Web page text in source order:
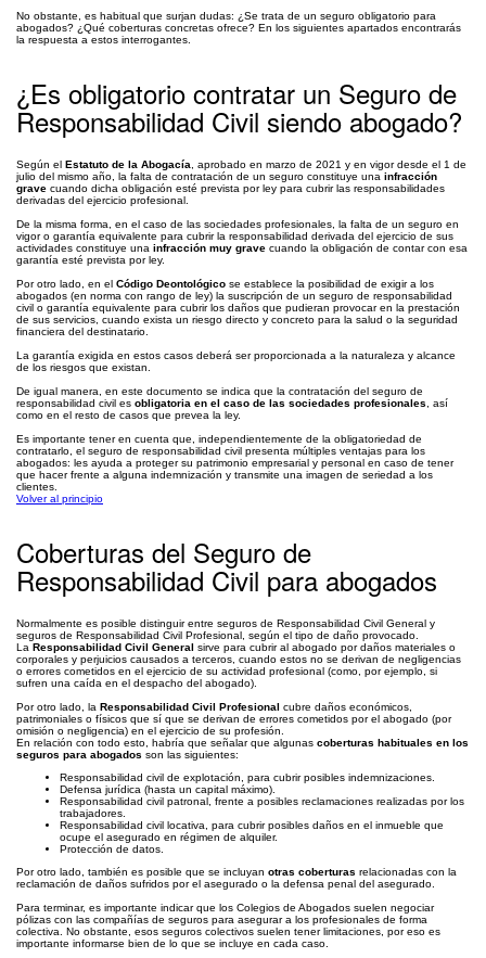
No obstante, es habitual que surjan dudas: ¿Se trata de un seguro obligatorio para
abogados? ¿Qué coberturas concretas ofrece? En los siguientes apartados encontrarás
la respuesta a estos interrogantes.
¿Es obligatorio contratar un Seguro de
Responsabilidad Civil siendo abogado?
Según el Estatuto de la Abogacía , aprobado en marzo de 2021 y en vigor desde el 1 de
julio del mismo año, la falta de contratación de un seguro constituye una infracción
grave cuando dicha obligación esté prevista por ley para cubrir las responsabilidades
derivadas del ejercicio profesional.
De la misma forma, en el caso de las sociedades profesionales, la falta de un seguro en
vigor o garantía equivalente para cubrir la responsabilidad derivada del ejercicio de sus
actividades constituye una infracción muy grave cuando la obligación de contar con esa
garantía esté prevista por ley.
Por otro lado, en el Código Deontológico se establece la posibilidad de exigir a los
abogados (en norma con rango de ley) la suscripción de un seguro de responsabilidad
civil o garantía equivalente para cubrir los daños que pudieran provocar en la prestación
de sus servicios, cuando exista un riesgo directo y concreto para la salud o la seguridad
financiera del destinatario.
La garantía exigida en estos casos deberá ser proporcionada a la naturaleza y alcance
de los riesgos que existan.
De igual manera, en este documento se indica que la contratación del seguro de
responsabilidad civil es obligatoria en el caso de las sociedades profesionales , así
como en el resto de casos que prevea la ley.
Es importante tener en cuenta que, independientemente de la obligatoriedad de
contratarlo, el seguro de responsabilidad civil presenta múltiples ventajas para los
abogados: les ayuda a proteger su patrimonio empresarial y personal en caso de tener
que hacer frente a alguna indemnización y transmite una imagen de seriedad a los
clientes.
Volver al principio
Coberturas del Seguro de
Responsabilidad Civil para abogados
Normalmente es posible distinguir entre seguros de Responsabilidad Civil General y
seguros de Responsabilidad Civil Profesional, según el tipo de daño provocado.
La Responsabilidad Civil General sirve para cubrir al abogado por daños materiales o
corporales y perjuicios causados a terceros, cuando estos no se derivan de negligencias
o errores cometidos en el ejercicio de su actividad profesional (como, por ejemplo, si
sufren una caída en el despacho del abogado).
Por otro lado, la Responsabilidad Civil Profesional cubre daños económicos,
patrimoniales o físicos que sí que se derivan de errores cometidos por el abogado (por
omisión o negligencia) en el ejercicio de su profesión.
En relación con todo esto, habría que señalar que algunas coberturas habituales en los
seguros para abogados son las siguientes:
Responsabilidad civil de explotación, para cubrir posibles indemnizaciones.
Defensa jurídica (hasta un capital máximo).
Responsabilidad civil patronal, frente a posibles reclamaciones realizadas por los
trabajadores.
Responsabilidad civil locativa, para cubrir posibles daños en el inmueble que
ocupe el asegurado en régimen de alquiler.
Protección de datos.
Por otro lado, también es posible que se incluyan otras coberturas relacionadas con la
reclamación de daños sufridos por el asegurado o la defensa penal del asegurado.
Para terminar, es importante indicar que los Colegios de Abogados suelen negociar
pólizas con las compañías de seguros para asegurar a los profesionales de forma
colectiva. No obstante, esos seguros colectivos suelen tener limitaciones, por eso es
importante informarse bien de lo que se incluye en cada caso.